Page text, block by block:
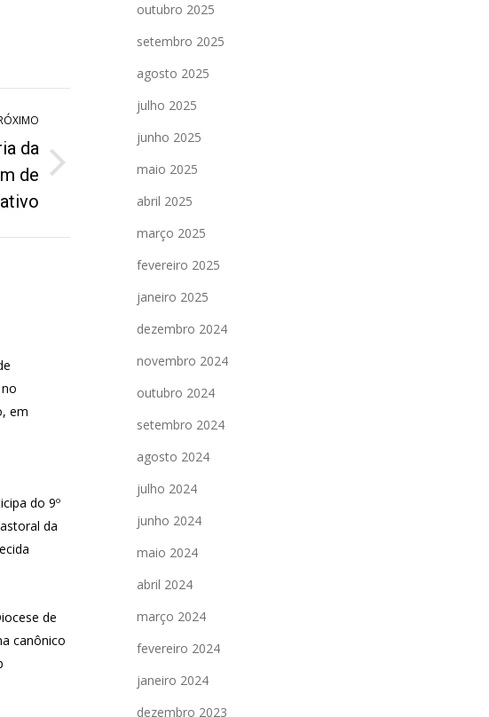
da
de
em
do 9º
da
de
canônico
outubro 2025
setembro 2025
agosto 2025
julho 2025
junho 2025
maio 2025
abril 2025
março 2025
fevereiro 2025
janeiro 2025
dezembro 2024
novembro 2024
outubro 2024
setembro 2024
agosto 2024
julho 2024
junho 2024
maio 2024
abril 2024
março 2024
fevereiro 2024
janeiro 2024
dezembro 2023